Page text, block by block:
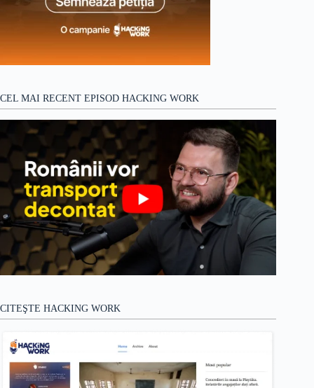
CEL MAI RECENT EPISOD HACKING WORK
CITEŞTE HACKING WORK